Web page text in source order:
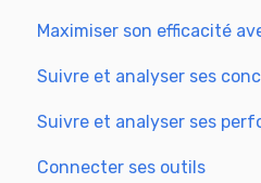
Optimiser le SEO
Mettre à jour et publier
Optimiser pour le GEO
Prise en main & Guides
Les agents
Cas d'usage avancés
Maximiser son efficacité
Configurer
Générer du contenu
Suivre et analyser ses
SEO
GEO
Suivre et analyser ses
Comprendre les
Connecter ses outils